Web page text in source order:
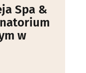
Spa &
w